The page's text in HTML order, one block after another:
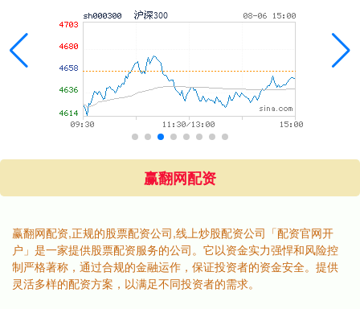
赢翻网配资
赢翻网配资,正规的股票配资公司,线上炒股配资公司「配资官网开
户」是一家提供股票配资服务的公司。它以资金实力强悍和风险控
制严格著称，通过合规的金融运作，保证投资者的资金安全。提供
灵活多样的配资方案，以满足不同投资者的需求。